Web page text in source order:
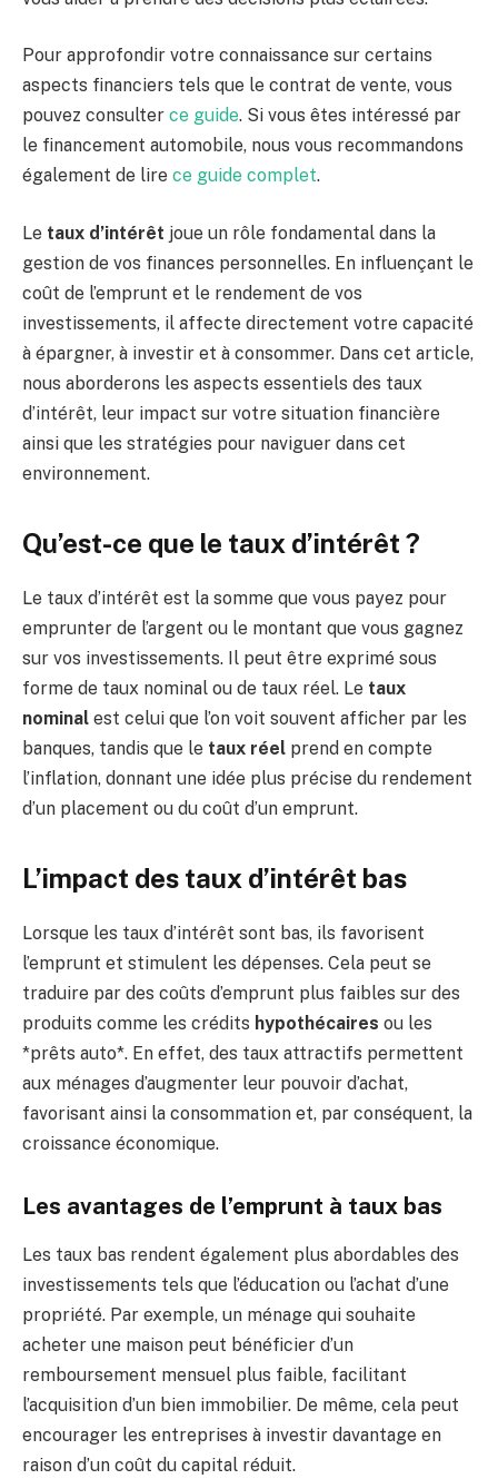
Pour approfondir votre connaissance sur certains
aspects financiers tels que le contrat de vente, vous
pouvez consulter ce guide. Si vous êtes intéressé par
le financement automobile, nous vous recommandons
également de lire ce guide complet.
Le taux d’intérêt joue un rôle fondamental dans la
gestion de vos finances personnelles. En influençant le
coût de l’emprunt et le rendement de vos
investissements, il affecte directement votre capacité
à épargner, à investir et à consommer. Dans cet article,
nous aborderons les aspects essentiels des taux
d’intérêt, leur impact sur votre situation financière
ainsi que les stratégies pour naviguer dans cet
environnement.
Qu’est-ce que le taux d’intérêt ?
Le taux d’intérêt est la somme que vous payez pour
emprunter de l’argent ou le montant que vous gagnez
sur vos investissements. Il peut être exprimé sous
forme de taux nominal ou de taux réel. Le taux
nominal est celui que l’on voit souvent afficher par les
banques, tandis que le taux réel prend en compte
l’inflation, donnant une idée plus précise du rendement
d’un placement ou du coût d’un emprunt.
L’impact des taux d’intérêt bas
Lorsque les taux d’intérêt sont bas, ils favorisent
l’emprunt et stimulent les dépenses. Cela peut se
traduire par des coûts d’emprunt plus faibles sur des
produits comme les crédits hypothécaires ou les
*prêts auto*. En effet, des taux attractifs permettent
aux ménages d’augmenter leur pouvoir d’achat,
favorisant ainsi la consommation et, par conséquent, la
croissance économique.
Les avantages de l’emprunt à taux bas
Les taux bas rendent également plus abordables des
investissements tels que l’éducation ou l’achat d’une
propriété. Par exemple, un ménage qui souhaite
acheter une maison peut bénéficier d’un
remboursement mensuel plus faible, facilitant
l’acquisition d’un bien immobilier. De même, cela peut
encourager les entreprises à investir davantage en
raison d’un coût du capital réduit.